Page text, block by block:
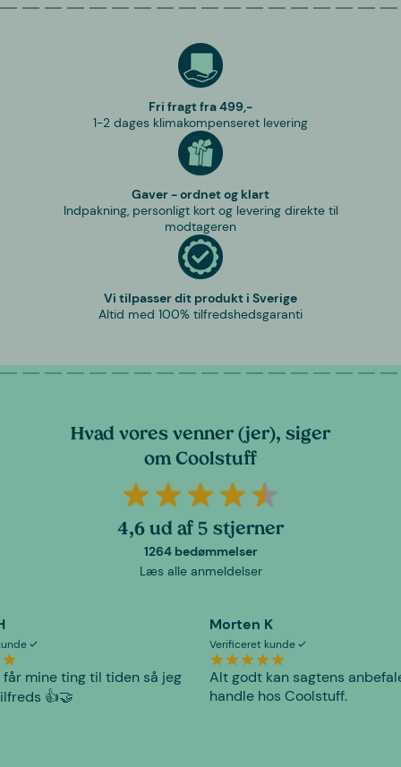
Fri fragt fra 499,-
1-2 dages klimakompenseret levering
Gaver - ordnet og klart
Indpakning, personligt kort og levering direkte til
modtageren
Vi tilpasser dit produkt i Sverige
Altid med 100% tilfredshedsgaranti
Hvad vores venner (jer), siger
om Coolstuff
4,6 ud af 5 stjerner
1264 bedømmelser
Læs alle anmeldelser
får mine ting til tiden så jeg
👍🤝
Morten K
Verificeret kunde
Alt godt kan sagtens
handle hos Coolstuff.